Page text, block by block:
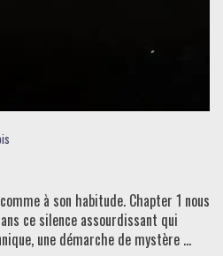
à son habitude. Chapter 1 nous
ce silence assourdissant qui
une démarche de mystère ...